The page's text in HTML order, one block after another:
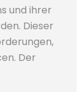
und ihrer
Dieser
Der